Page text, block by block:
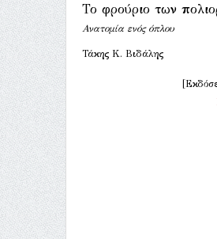
Το φρούριο των
Ανατομία ενός όπλου
Τάκης Κ. Βιδάλης